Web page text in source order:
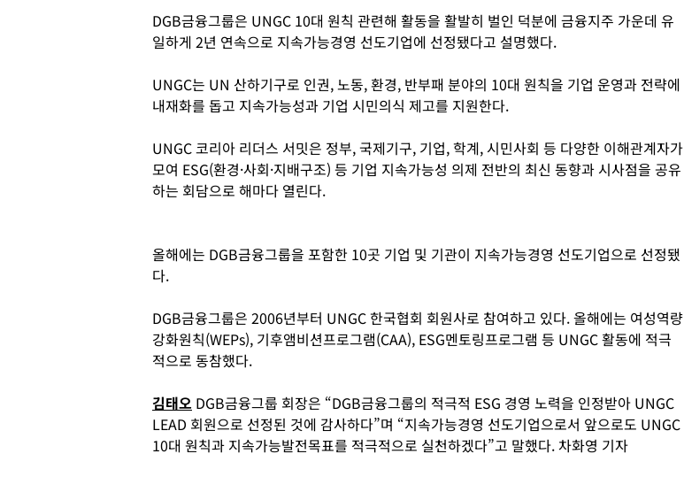
DGB금융그룹은 UNGC 10대 원칙 관련해 활동을 활발히 벌인 덕분에 금융지주 가운데 유
일하게 2년 연속으로 지속가능경영 선도기업에 선정됐다고 설명했다.
UNGC는 UN 산하기구로 인권, 노동, 환경, 반부패 분야의 10대 원칙을 기업 운영과 전략에
내재화를 돕고 지속가능성과 기업 시민의식 제고를 지원한다.
UNGC 코리아 리더스 서밋은 정부, 국제기구, 기업, 학계, 시민사회 등 다양한 이해관계자가
모여 ESG(환경·사회·지배구조) 등 기업 지속가능성 의제 전반의 최신 동향과 시사점을 공유
하는 회담으로 해마다 열린다.
올해에는 DGB금융그룹을 포함한 10곳 기업 및 기관이 지속가능경영 선도기업으로 선정됐
다.
DGB금융그룹은 2006년부터 UNGC 한국협회 회원사로 참여하고 있다. 올해에는 여성역량
강화원칙(WEPs), 기후앰비션프로그램(CAA), ESG멘토링프로그램 등 UNGC 활동에 적극
적으로 동참했다.
김태오 DGB금융그룹 회장은 “DGB금융그룹의 적극적 ESG 경영 노력을 인정받아 UNGC
LEAD 회원으로 선정된 것에 감사하다”며 “지속가능경영 선도기업으로서 앞으로도 UNGC
10대 원칙과 지속가능발전목표를 적극적으로 실천하겠다”고 말했다. 차화영 기자